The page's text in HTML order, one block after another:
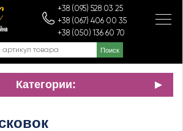
+38 (095) 528 03 25
+38 (067) 406 00 35
+38 (050) 136 60 70
Категории: